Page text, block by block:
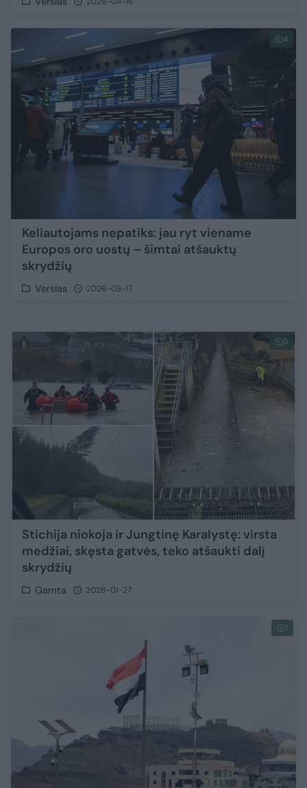
4
Keliautojams nepatiks: jau ryt viename
Europos oro uostų – šimtai atšauktų
skrydžių
Verslas 2026-03-17
5
Stichija niokoja ir Jungtinę Karalystę: virsta
medžiai, skęsta gatvės, teko atšaukti dalį
skrydžių
Gamta 2026-01-27
1